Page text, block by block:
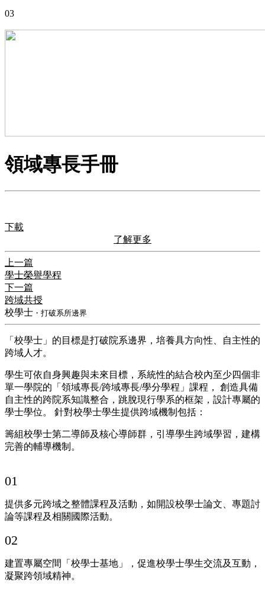
03
領域專長手冊
下載
了解更多
上一篇
學士榮譽學程
下一篇
跨域共授
校學士 ・打破系所邊界
「校學士」的目標是打破院系邊界，培養具方向性、自主性的
跨域人才。
學生可依自身興趣與未來目標，系統性的結合校內至少四個非
單一學院的「領域專長/跨域專長/學分學程」課程， 創造具備
自主性的跨院系知識整合，跳脫現行學系的框架，設計專屬的
學士學位。 針對校學士學生提供跨域機制包括：
籌組校學士第二導師及核心導師群，引導學生跨域學習，建構
完善的輔導機制。
01
提供多元跨域之整體課程及活動，如開設校學士論文、專題討
論等課程及相關國際活動。
02
建置專屬空間「校學士基地」，促進校學士學生交流及互動，
凝聚跨領域精神。